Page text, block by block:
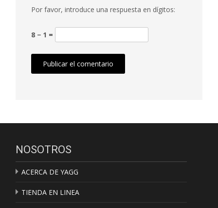
Por favor, introduce una respuesta en dígitos:
8 − 1 =
NOSOTROS
ACERCA DE YAGG
TIENDA EN LINEA